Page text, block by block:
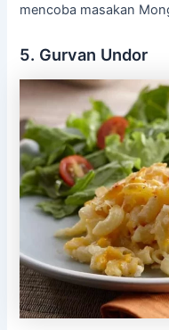
mencoba masakan
5. Gurvan Undor